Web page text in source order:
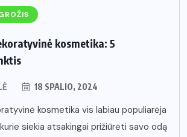
kosmetika: 5
18 SPALIO, 2024
kosmetika vis labiau populiarėja
siekia atsakingai prižiūrėti savo odą